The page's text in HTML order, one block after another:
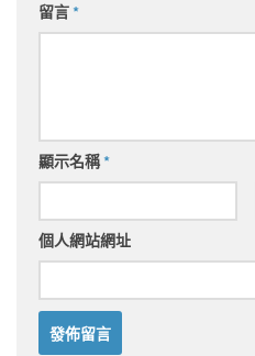
留言*
顯示名稱*
個人網站網址